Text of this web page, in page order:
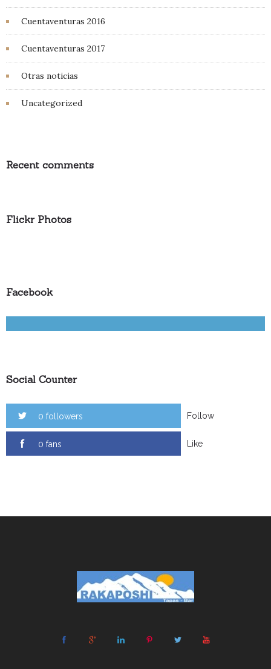
Cuentaventuras 2016
Cuentaventuras 2017
Otras noticias
Uncategorized
Recent comments
Flickr Photos
Facebook
Social Counter
0 followers Follow
0 fans Like